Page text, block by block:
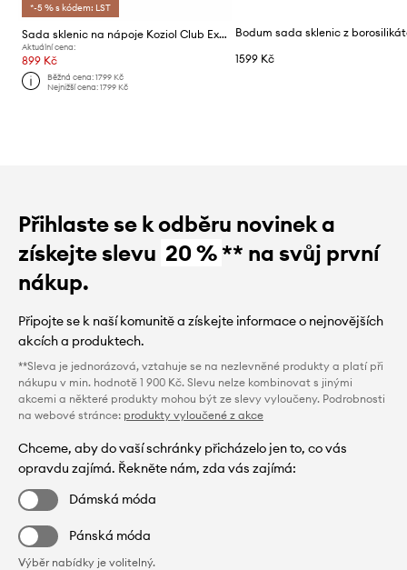
*-5 % s kódem: LST
Sada sklenic na nápoje Koziol Club Extra 300ml 6-pack
Aktuální cena:
899 Kč
Běžná cena:1799 Kč
Nejnižší cena:1799 Kč
1599 Kč
Přihlaste se k odběru novinek a
získejte slevu 20 %** na svůj první
nákup.
Připojte se k naší komunitě a získejte informace o nejnovějších
akcích a produktech.
**Sleva je jednorázová, vztahuje se na nezlevněné produkty a platí při
nákupu v min. hodnotě 1 900 Kč. Slevu nelze kombinovat s jinými
akcemi a některé produkty mohou být ze slevy vyloučeny. Podrobnosti
na webové stránce: produkty vyloučené z akce
Chceme, aby do vaší schránky přicházelo jen to, co vás
opravdu zajímá. Řekněte nám, zda vás zajímá:
Dámská móda
Pánská móda
Výběr nabídky je volitelný.